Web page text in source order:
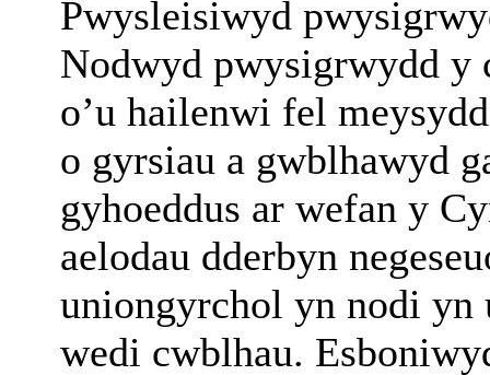
Pwysleisiwyd
Nodwyd pwysigrwydd y
o’u hailenwi fel
o gyrsiau a gwblhawyd
gyhoeddus ar wefan y
aelodau dderbyn
uniongyrchol yn nodi yn
wedi cwblhau.